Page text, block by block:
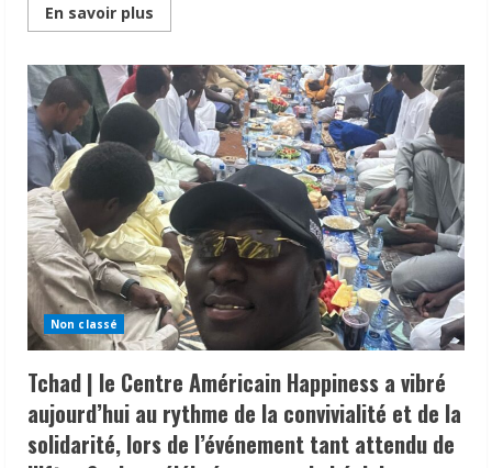
En savoir plus
more
|
Mme
Acyl
Ahmat
Tamaral
HOUDA,
Conseillère
spéciale
du
Président
de
la
République,
a
effectué
une
visite
au
Centre
Happiness.
Non classé
Tchad | le Centre Américain Happiness a vibré
aujourd’hui au rythme de la convivialité et de la
solidarité, lors de l’événement tant attendu de